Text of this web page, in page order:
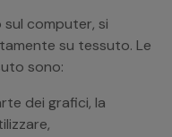
computer, si
su tessuto. Le
sono:
dei grafici, la